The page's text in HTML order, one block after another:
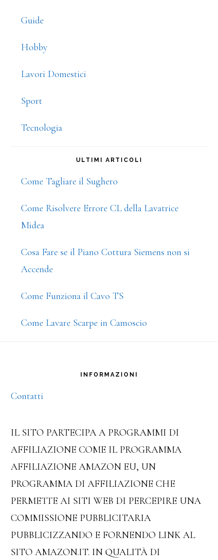
Guide
Hobby
Lavori Domestici
Sport
Tecnologia
ULTIMI ARTICOLI
Come Tagliare il Sughero
Come Risolvere Errore CL della Lavatrice
Midea
Cosa Fare se il Piano Cottura Siemens non si
Accende
Come Funziona il Cavo TS
Come Lavare Scarpe in Camoscio
INFORMAZIONI
Contatti
IL SITO PARTECIPA A PROGRAMMI DI
AFFILIAZIONE COME IL PROGRAMMA
AFFILIAZIONE AMAZON EU, UN
PROGRAMMA DI AFFILIAZIONE CHE
PERMETTE AI SITI WEB DI PERCEPIRE UNA
COMMISSIONE PUBBLICITARIA
PUBBLICIZZANDO E FORNENDO LINK AL
SITO AMAZON.IT. IN QUALITÀ DI